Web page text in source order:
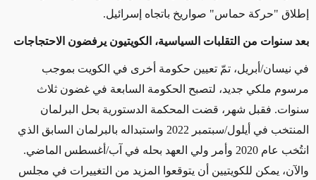
إطلاق "حركة حماس" صواريخ باتجاه إسرائيل.
بعد سنوات من التقلبات السياسية، الكويتيون يرفضون الاحتجاجات
في نيسان/أبريل، تمّ تعيين حكومة أخرى في الكويت بموجب
مرسوم ملكي جديد، لتصبح الحكومة السابعة في غضون ثلاث
سنوات. فقبل شهر، قضت المحكمة الدستورية بحل البرلمان
المنتخب في أيلول/سبتمبر 2022 واستبداله بالبرلمان السابق الذي
انتُخب عام 2020 وأمر ولي العهد بحله في آب/أغسطس الماضي.
والآن، يمكن للكويتيين أن يتوقعوا المزيد من التغييرات في مجلس